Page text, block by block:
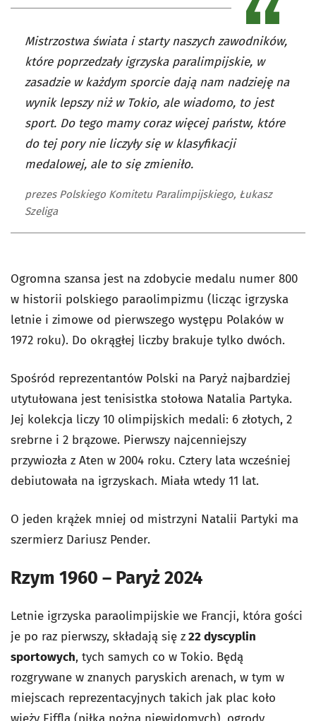
Mistrzostwa świata i starty naszych zawodników,
które poprzedzały igrzyska paralimpijskie, w
zasadzie w każdym sporcie dają nam nadzieję na
wynik lepszy niż w Tokio, ale wiadomo, to jest
sport. Do tego mamy coraz więcej państw, które
do tej pory nie liczyły się w klasyfikacji
medalowej, ale to się zmieniło.
prezes Polskiego Komitetu Paralimpijskiego, Łukasz
Szeliga
Ogromna szansa jest na zdobycie medalu numer 800
w historii polskiego paraolimpizmu (licząc igrzyska
letnie i zimowe od pierwszego występu Polaków w
1972 roku). Do okrągłej liczby brakuje tylko dwóch.
Spośród reprezentantów Polski na Paryż najbardziej
utytułowana jest tenisistka stołowa Natalia Partyka.
Jej kolekcja liczy 10 olimpijskich medali: 6 złotych, 2
srebrne i 2 brązowe. Pierwszy najcenniejszy
przywiozła z Aten w 2004 roku. Cztery lata wcześniej
debiutowała na igrzyskach. Miała wtedy 11 lat.
O jeden krążek mniej od mistrzyni Natalii Partyki ma
szermierz Dariusz Pender.
Rzym 1960 – Paryż 2024
Letnie igrzyska paraolimpijskie we Francji, która gości
je po raz pierwszy, składają się z22 dyscyplin
sportowych, tych samych co w Tokio. Będą
rozgrywane w znanych paryskich arenach, w tym w
miejscach reprezentacyjnych takich jak plac koło